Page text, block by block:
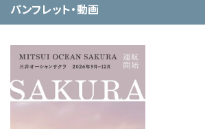
パンフレット・動画